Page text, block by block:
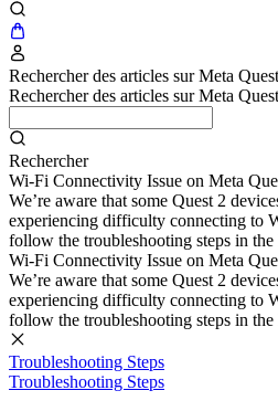
Rechercher des articles sur Meta Quest
Rechercher des articles sur Meta Quest
Rechercher
Wi-Fi Connectivity Issue on Meta
We’re aware that some Quest 2
experiencing difficulty connecting to
follow the troubleshooting steps in
Wi-Fi Connectivity Issue on Meta
We’re aware that some Quest 2
experiencing difficulty connecting to
follow the troubleshooting steps in
Troubleshooting Steps
Troubleshooting Steps